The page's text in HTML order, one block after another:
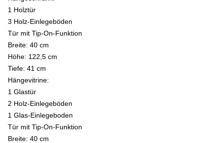
1 Holztür
3 Holz-Einlegeböden
Tür mit Tip-On-Funktion
Breite: 40 cm
Höhe: 122,5 cm
Tiefe: 41 cm
Hängevitrine:
1 Glastür
2 Holz-Einlegeböden
1 Glas-Einlegeboden
Tür mit Tip-On-Funktion
Breite: 40 cm